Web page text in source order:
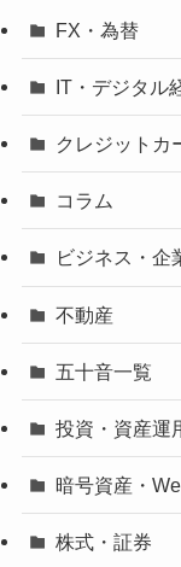
FX・為替
IT・デジタル
クレジットカ
コラム
ビジネス・企
不動産
五十音一覧
投資・資産運
暗号資産・
株式・証券